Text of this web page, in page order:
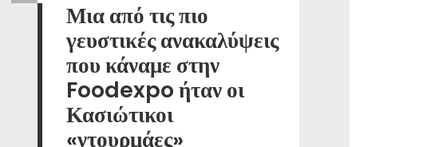
Μια από τις πιο
γευστικές ανακαλύψεις
που κάναμε στην
Foodexpo ήταν οι
Κασιώτικοι
«ντουρμάες»